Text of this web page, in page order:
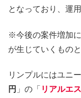
となっており、運
※今後の案件増加
が生じていくもの
リンプルにはユニ
円 」の「 リアルエ